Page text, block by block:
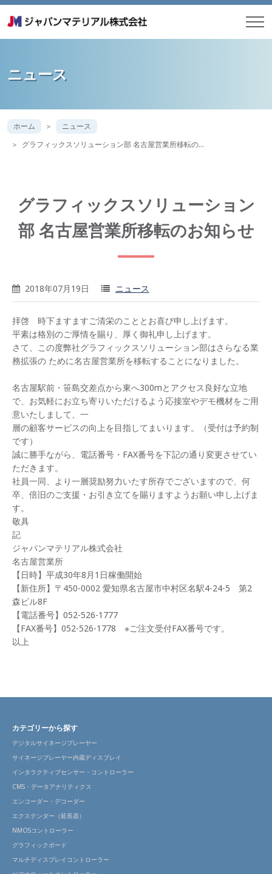
ニュース
ホーム
ニュース
グラフィックスソリューション部 名古屋営業所移転の…
グラフィックスソリューション
部 名古屋営業所移転のお知らせ
2018年07月19日 ニュース
拝啓 時下ますますご清栄のこととお喜び申し上げます。
平素は格別のご厚情を賜り、厚く御礼申し上げます。
さて、この度弊社グラフィックスソリューション部はさらなる業
務拡張の ために名古屋営業所を移転することになりました。
名古屋駅前・笹島交差点から東へ300mとアクセス良好な立地
で、お気軽にお立ち寄りいただけるよう応接室やデモ機材をご用
意いたしまして、一
層の顧客サービスの向上を目指してまいります。（受付は予約制
です）
誠に勝手ながら、電話番号・FAX番号を下記の通り変更させてい
ただきます。
社員一同、より一層奨励努力いたす所存でございますので、何
卒、倍旧のご支援・お引き立てを賜りますようお願い申し上げま
す。
敬具
記
ジャパンマテリアル株式会社
名古屋営業所
【日時】平成30年8月1日稼働開始
【新住所】〒450-0002 愛知県名古屋市中村区名駅4-24-5 第2
森ビル8F
【電話番号】052-526-1777
【FAX番号】052-526-1778 ※ご注文受付FAX番号です。
以上
カテゴリーから探す
デジタルサイネージプレーヤー
サイネージプレーヤー内蔵ディスプレイ
インタラクティブセンサー・コントローラー
CMS・データアナリティクス
エンコーダー・デコーダー
エクステンダー（延長器）
NMOSコントローラー
グラフィックボード
マルチディスプレイコントローラー